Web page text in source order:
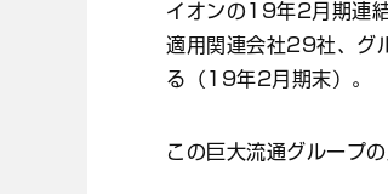
イオンの19年2月期連
適用関連会社29社、グ
る（19年2月期末）。
この巨大流通グループ